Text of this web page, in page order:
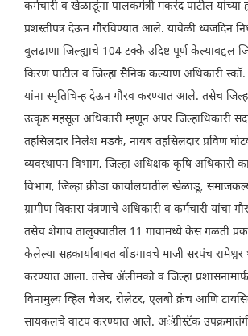
कर्मचारी व खेळाडूंना पालकमंत्री मकरंद पाटील यांच्या
प्रशस्तीपत्र देऊन गौरविण्यात आले. यावेळी ध्वजदिन
बुलढाणा जिल्ह्याचे 104 टक्के उदिष्ट पूर्ण केल्याबद्दल
किरण पाटील व जिल्हा सैनिक कल्याण अधिकारी स्कॉ.
यांना स्मृतिचिन्ह देऊन गौरव करण्यात आले. तसेच
उत्कृष्ठ महसूल अधिकारी म्हणून अपर जिल्हाधिकारी
तहसिलदार निलेश मडके, नायब तहसिलदार प्रविण
व्यवस्थापन विभाग, जिल्हा अधिक्षक कृषि अधिकारी
विभाग, जिल्हा क्रीडा कार्यालयातील खेळाडू,
ग्रामीण विकास यंत्रणाचे अधिकारी व कर्मचारी यांचा
तसेच शेगाव तालुक्यातील 11 गावामध्ये केस गळती
केलेल्या सहकार्याबाबत बोंडगावचे माजी सरपंच रामेश्वर
करण्यात आला. तसेच ॲलीमको व जिल्हा
विनामुल्य व्हिल चेअर, रोलेटर, एलबो क्रंच आणि
सायकलचे वाटप करण्यात आले. अॅग्रीस्टॅक